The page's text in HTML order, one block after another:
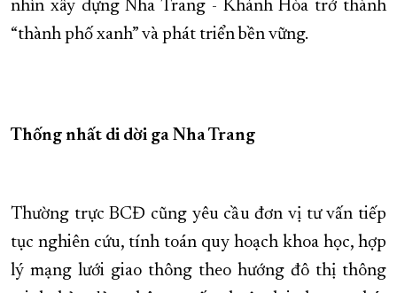
nhìn xây dựng Nha Trang - Khánh Hòa trở thành
“thành phố xanh” và phát triển bền vững.
Thống nhất di dời ga Nha Trang
Thường trực BCĐ cũng yêu cầu đơn vị tư vấn tiếp
tục nghiên cứu, tính toán quy hoạch khoa học, hợp
lý mạng lưới giao thông theo hướng đô thị thông